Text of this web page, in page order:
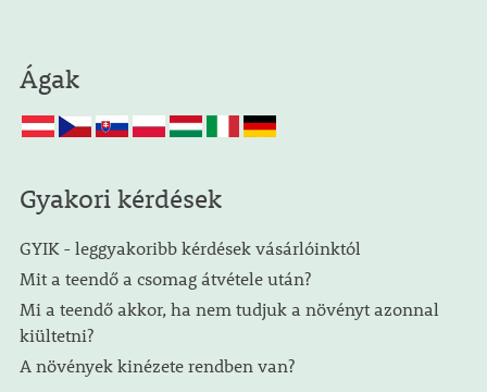
Ágak
Gyakori kérdések
GYIK - leggyakoribb kérdések vásárlóinktól
Mit a teendő a csomag átvétele után?
Mi a teendő akkor, ha nem tudjuk a növényt azonnal
kiültetni?
A növények kinézete rendben van?